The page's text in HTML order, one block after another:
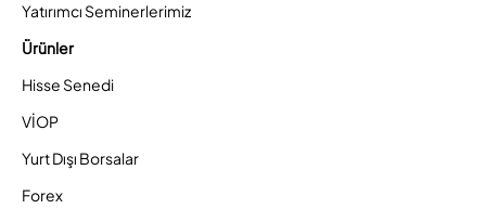
Yatırımcı Seminerlerimiz
Ürünler
Hisse Senedi
VİOP
Yurt Dışı Borsalar
Forex